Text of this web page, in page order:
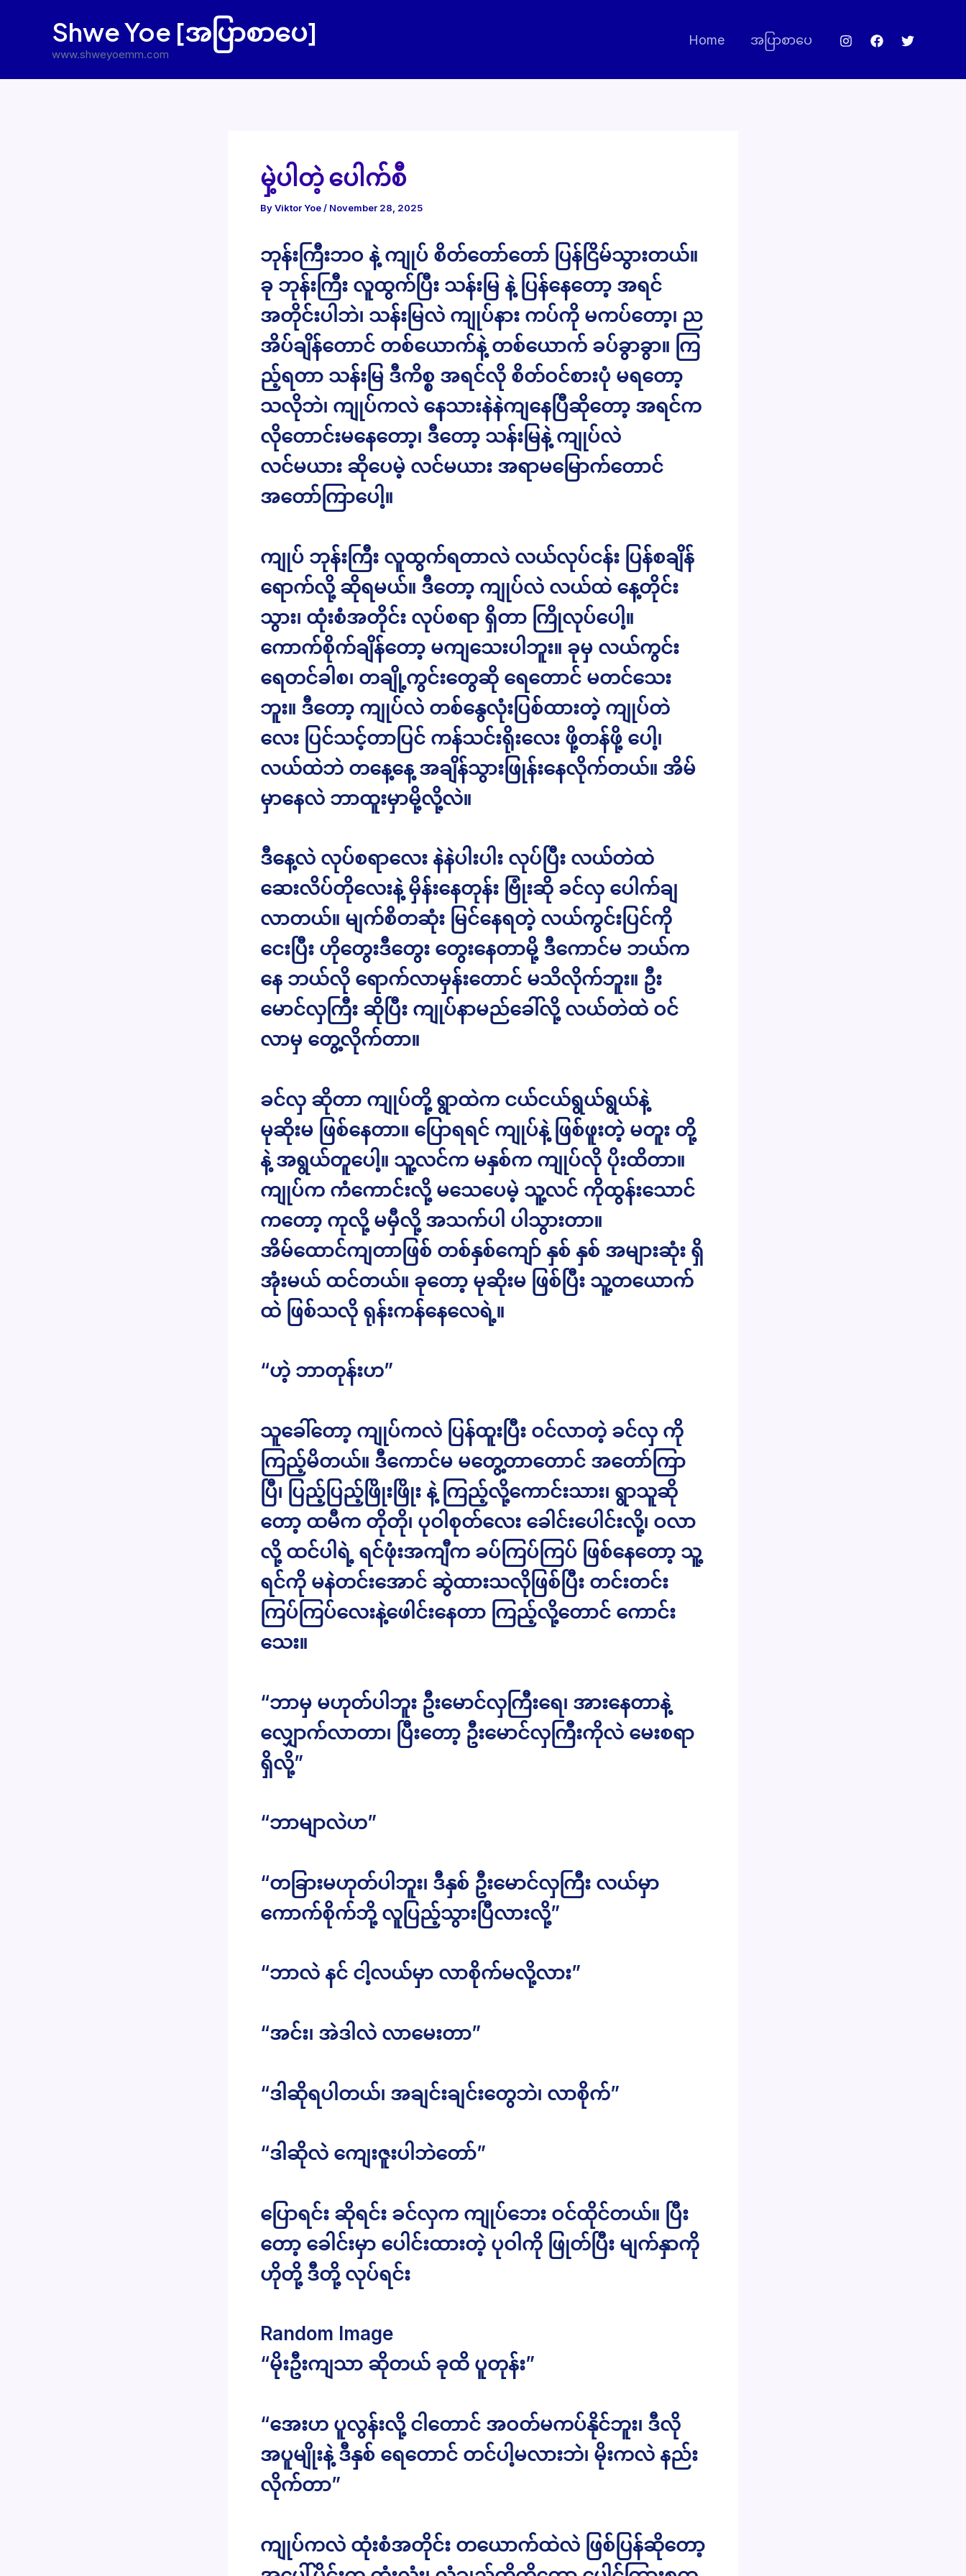
Shwe Yoe [အပြာစာပေ]
www.shweyoemm.com
Home အပြာစာပေ
မှဲ့ပါတဲ့ ပေါက်စီ
ByViktor Yoe/ November 28, 2025
ဘုန်းကြီးဘဝ နဲ့ ကျုပ် စိတ်တော်တော် ပြန်ငြိမ်သွားတယ်။
ခု ဘုန်းကြီး လူထွက်ပြီး သန်းမြ နဲ့ ပြန်နေတော့ အရင်
အတိုင်းပါဘဲ၊ သန်းမြလဲ ကျုပ်နား ကပ်ကို မကပ်တော့၊ ည
အိပ်ချိန်တောင် တစ်ယောက်နဲ့ တစ်ယောက် ခပ်ခွာခွာ။ ကြ
ည့်ရတာ သန်းမြ ဒီကိစ္စ အရင်လို စိတ်ဝင်စားပုံ မရတော့
သလိုဘဲ၊ ကျုပ်ကလဲ နေသားနဲနဲကျနေပြီဆိုတော့ အရင်က
လိုတောင်းမနေတော့၊ ဒီတော့ သန်းမြနဲ့ ကျုပ်လဲ
လင်မယား ဆိုပေမဲ့ လင်မယား အရာမမြောက်တောင်
အတော်ကြာပေါ့။
ကျုပ် ဘုန်းကြီး လူထွက်ရတာလဲ လယ်လုပ်ငန်း ပြန်စချိန်
ရောက်လို့ ဆိုရမယ်။ ဒီတော့ ကျုပ်လဲ လယ်ထဲ နေ့တိုင်း
သွား၊ ထုံးစံအတိုင်း လုပ်စရာ ရှိတာ ကြိုလုပ်ပေါ့။
ကောက်စိုက်ချိန်တော့ မကျသေးပါဘူး။ ခုမှ လယ်ကွင်း
ရေတင်ခါစ၊ တချို့ကွင်းတွေဆို ရေတောင် မတင်သေး
ဘူး။ ဒီတော့ ကျုပ်လဲ တစ်နွေလုံးပြစ်ထားတဲ့ ကျုပ်တဲ
လေး ပြင်သင့်တာပြင် ကန်သင်းရိုးလေး ဖို့တန်ဖို့ ပေါ့၊
လယ်ထဲဘဲ တနေ့နေ့ အချိန်သွားဖြုန်းနေလိုက်တယ်။ အိမ်
မှာနေလဲ ဘာထူးမှာမို့လို့လဲ။
ဒီနေ့လဲ လုပ်စရာလေး နဲနဲပါးပါး လုပ်ပြီး လယ်တဲထဲ
ဆေးလိပ်တိုလေးနဲ့ မှိန်းနေတုန်း ဗြုံးဆို ခင်လှ ပေါက်ချ
လာတယ်။ မျက်စိတဆုံး မြင်နေရတဲ့ လယ်ကွင်းပြင်ကို
ငေးပြီး ဟိုတွေးဒီတွေး တွေးနေတာမို့ ဒီကောင်မ ဘယ်က
နေ ဘယ်လို ရောက်လာမှန်းတောင် မသိလိုက်ဘူး။ ဦး
မောင်လှကြီး ဆိုပြီး ကျုပ်နာမည်ခေါ်လို့ လယ်တဲထဲ ဝင်
လာမှ တွေ့လိုက်တာ။
ခင်လှ ဆိုတာ ကျုပ်တို့ ရွာထဲက ငယ်ငယ်ရွယ်ရွယ်နဲ့
မုဆိုးမ ဖြစ်နေတာ။ ပြောရရင် ကျုပ်နဲ့ ဖြစ်ဖူးတဲ့ မတူး တို့
နဲ့ အရွယ်တူပေါ့။ သူ့လင်က မနှစ်က ကျုပ်လို ပိုးထိတာ။
ကျုပ်က ကံကောင်းလို့ မသေပေမဲ့ သူ့လင် ကိုထွန်းသောင်
ကတော့ ကုလို့ မမှီလို့ အသက်ပါ ပါသွားတာ။
အိမ်ထောင်ကျတာဖြစ် တစ်နှစ်ကျော် နှစ် နှစ် အများဆုံး ရှိ
အုံးမယ် ထင်တယ်။ ခုတော့ မုဆိုးမ ဖြစ်ပြီး သူ့တယောက်
ထဲ ဖြစ်သလို ရုန်းကန်နေလေရဲ့။
“ဟဲ့ ဘာတုန်းဟ”
သူခေါ်တော့ ကျုပ်ကလဲ ပြန်ထူးပြီး ဝင်လာတဲ့ ခင်လှ ကို
ကြည့်မိတယ်။ ဒီကောင်မ မတွေ့တာတောင် အတော်ကြာ
ပြီ၊ ပြည့်ပြည့်ဖြိုးဖြိုး နဲ့ ကြည့်လို့ကောင်းသား၊ ရွာသူဆို
တော့ ထမီက တိုတို၊ ပုဝါစုတ်လေး ခေါင်းပေါင်းလို့၊ ဝလာ
လို့ ထင်ပါရဲ့ ရင်ဖုံးအကျီက ခပ်ကြပ်ကြပ် ဖြစ်နေတော့ သူ့
ရင်ကို မနဲတင်းအောင် ဆွဲထားသလိုဖြစ်ပြီး တင်းတင်း
ကြပ်ကြပ်လေးနဲ့ဖေါင်းနေတာ ကြည့်လို့တောင် ကောင်း
သေး။
“ဘာမှ မဟုတ်ပါဘူး ဦးမောင်လှကြီးရေ၊ အားနေတာနဲ့
လျှောက်လာတာ၊ ပြီးတော့ ဦးမောင်လှကြီးကိုလဲ မေးစရာ
ရှိလို့”
“ဘာမျာလဲဟ”
“တခြားမဟုတ်ပါဘူး၊ ဒီနှစ် ဦးမောင်လှကြီး လယ်မှာ
ကောက်စိုက်ဘို့ လူပြည့်သွားပြီလားလို့”
“ဘာလဲ နင် ငါ့လယ်မှာ လာစိုက်မလို့လား”
“အင်း၊ အဲဒါလဲ လာမေးတာ”
“ဒါဆိုရပါတယ်၊ အချင်းချင်းတွေဘဲ၊ လာစိုက်”
“ဒါဆိုလဲ ကျေးဇူးပါဘဲတော်”
ပြောရင်း ဆိုရင်း ခင်လှက ကျုပ်ဘေး ဝင်ထိုင်တယ်။ ပြီး
တော့ ခေါင်းမှာ ပေါင်းထားတဲ့ ပုဝါကို ဖြုတ်ပြီး မျက်နှာကို
ဟိုတို့ ဒီတို့ လုပ်ရင်း
Random Image
“မိုးဦးကျသာ ဆိုတယ် ခုထိ ပူတုန်း”
“အေးဟ ပူလွန်းလို့ ငါတောင် အဝတ်မကပ်နိုင်ဘူး၊ ဒီလို
အပူမျိုးနဲ့ ဒီနှစ် ရေတောင် တင်ပါ့မလားဘဲ၊ မိုးကလဲ နည်း
လိုက်တာ”
ကျုပ်ကလဲ ထုံးစံအတိုင်း တယောက်ထဲလဲ ဖြစ်ပြန်ဆိုတော့